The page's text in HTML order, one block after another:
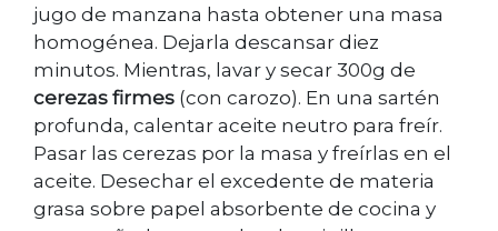
jugo de manzana hasta obtener una masa
homogénea. Dejarla descansar diez
minutos. Mientras, lavar y secar 300g de
cerezas firmes (con carozo). En una sartén
profunda, calentar aceite neutro para freír.
Pasar las cerezas por la masa y freírlas en el
aceite. Desechar el excedente de materia
grasa sobre papel absorbente de cocina y